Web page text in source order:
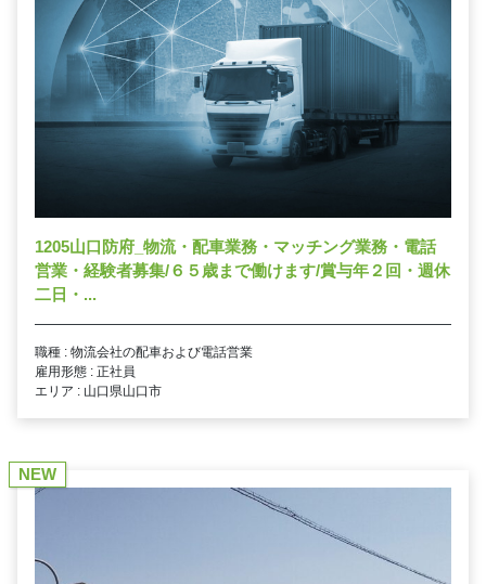
1205山口防府_物流・配車業務・マッチング業務・電話
営業・経験者募集/６５歳まで働けます/賞与年２回・週休
二日・...
職種 : 物流会社の配車および電話営業
雇用形態 : 正社員
エリア : 山口県山口市
NEW